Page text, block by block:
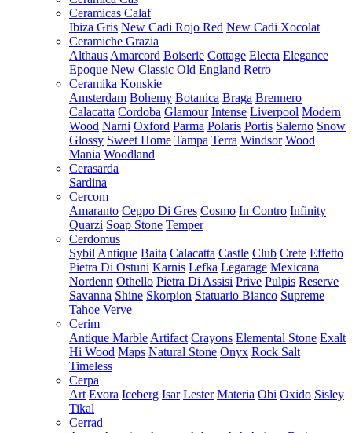
Ceramicas Calaf
Ibiza Gris New Cadi Rojo Red New Cadi Xocolat
Ceramiche Grazia
Althaus Amarcord Boiserie Cottage Electa Elegance
Epoque New Classic Old England Retro
Ceramika Konskie
Amsterdam Bohemy Botanica Braga Brennero
Calacatta Cordoba Glamour Intense Liverpool Modern
Wood Narni Oxford Parma Polaris Portis Salerno Snow
Glossy Sweet Home Tampa Terra Windsor Wood
Mania Woodland
Cerasarda
Sardina
Cercom
Amaranto Ceppo Di Gres Cosmo In Contro Infinity
Quarzi Soap Stone Temper
Cerdomus
Sybil Antique Baita Calacatta Castle Club Crete Effetto
Pietra Di Ostuni Karnis Lefka Legarage Mexicana
Nordenn Othello Pietra Di Assisi Prive Pulpis Reserve
Savanna Shine Skorpion Statuario Bianco Supreme
Tahoe Verve
Cerim
Antique Marble Artifact Crayons Elemental Stone Exalt
Hi Wood Maps Natural Stone Onyx Rock Salt
Timeless
Cerpa
Art Evora Iceberg Isar Lester Materia Obi Oxido Sisley
Tikal
Cerrad